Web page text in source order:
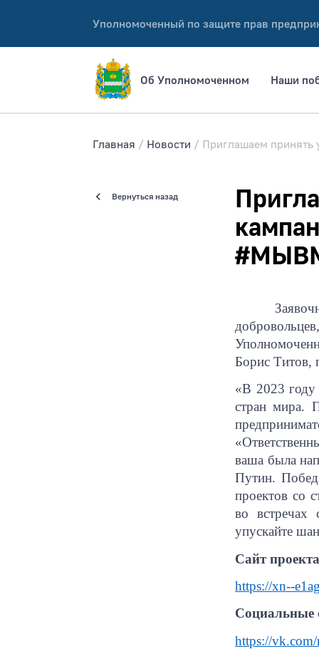
Уполномоченный по защите прав
Об Уполномоченном Наши
Главная Новости Приглашаем
Вернуться назад
Борис Титов,
«В 2023 году
стран мира.
ваша была
Путин.
проектов со
во встречах
упускайте
Сайт
https://xn--
Социальные
https://vk.com/